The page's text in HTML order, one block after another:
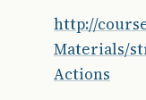
http://
Materials/
Actions